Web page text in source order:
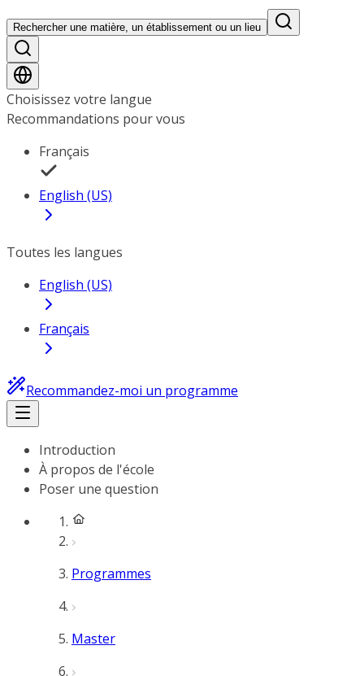
Rechercher une matière, un établissement ou un lieu
Choisissez votre langue
Recommandations pour vous
Français
English (US)
Toutes les langues
English (US)
Français
Recommandez-moi un programme
Introduction
À propos de l'école
Poser une question
Programmes
Master